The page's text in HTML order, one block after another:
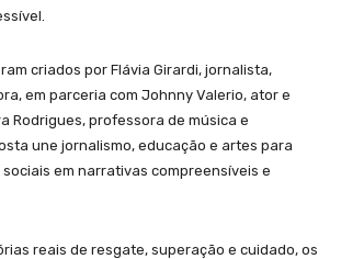
criados por Flávia Girardi, jornalista,
em parceria com Johnny Valerio, ator e
Rodrigues, professora de música e
une jornalismo, educação e artes para
em narrativas compreensíveis e
reais de resgate, superação e cuidado, os